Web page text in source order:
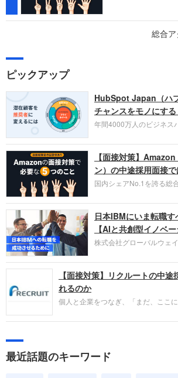
総合
ピックアップ
HubSpot Japan（ハ
チャンスをモノにす
年間4000万人のビジネス
お勧めするイチオシ企業
ラウド型CRMプラット
HubSpot Japan（ハブス
社です。採用面接対策の
い。
【面接対策】
ン）の中途採用面接
国内シェアNo.1を誇る総
圧倒的な存在感を持つ
過去の具体的な業務成果
失敗からの学びが重視さ
ィットも評価対象となり
であるかを多角的に審査さ
日本IBMにいま転職
【AIと共創型イノベー
株式会社グローバルウェ
パーソンが利用する企業
ネ」の転職エージェント
IBMです。採用面接対策
い。
【面接対策】リクルートの中
れるのか
個人と企業をつなぎ、「まだ、ここ
やこれまでの成果を具体的に問われ
しょう。
最近話題のキーワード